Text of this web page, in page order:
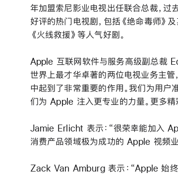
年加盟索尼影业电视出任联合总裁，过
好评的热门电视剧，包括《绝命毒师》及
《火线救援》等人气好剧。
Apple 互联网软件与服务高级副总裁
世界上最才华卓著的两位电视业务主
中起到了非常重要的作用。我们为用户
们为 Apple 注入更专业的力量。更多精
Jamie Erlicht 表示：“很荣幸能加入
消费产品领域极为成功的 Apple 视频
Zack Van Amburg 表示：“Apple 始